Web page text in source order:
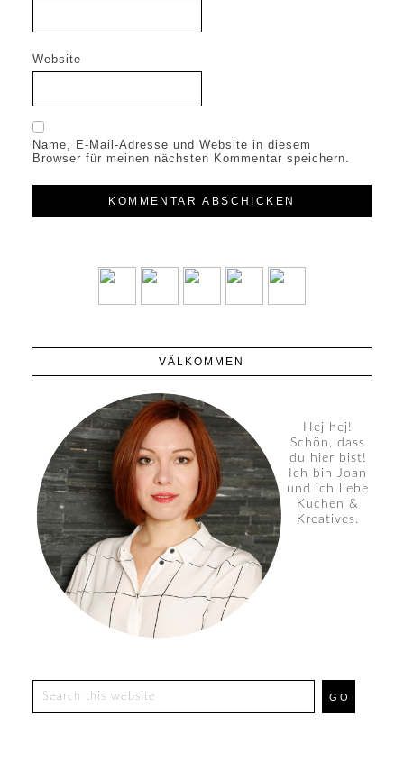
Website
Name, E-Mail-Adresse und Website in diesem
Browser für meinen nächsten Kommentar speichern.
VÄLKOMMEN
Hej hej!
Schön, dass
du hier bist!
Ich bin Joan
und ich liebe
Kuchen &
Kreatives.